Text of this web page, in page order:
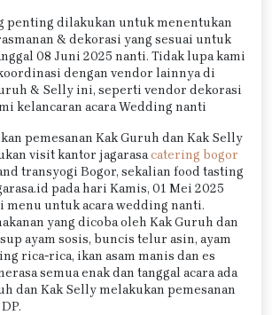
penting dilakukan untuk menentukan
& dekorasi yang sesuai untuk
08 Juni 2025 nanti. Tidak lupa kami
dengan vendor lainnya di
& Selly ini, seperti vendor dekorasi
kelancaran acara Wedding nanti
pemesanan Kak Guruh dan Kak Selly
visit kantor jagarasacatering bogor
transyogi Bogor, sekalian food tasting
pada hari Kamis, 01 Mei 2025
menu untuk acara wedding nanti.
yang dicoba oleh Kak Guruh dan
ayam sosis, buncis telur asin, ayam
rica-rica, ikan asam manis dan es
semua enak dan tanggal acara ada
dan Kak Selly melakukan pemesanan